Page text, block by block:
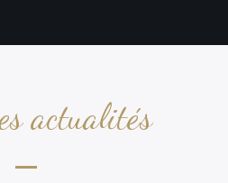
actualités